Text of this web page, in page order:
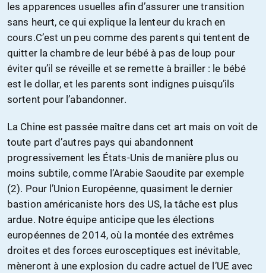
les apparences usuelles afin d’assurer une transition
sans heurt, ce qui explique la lenteur du krach en
cours.C’est un peu comme des parents qui tentent de
quitter la chambre de leur bébé à pas de loup pour
éviter qu’il se réveille et se remette à brailler : le bébé
est le dollar, et les parents sont indignes puisqu’ils
sortent pour l’abandonner.
La Chine est passée maître dans cet art mais on voit de
toute part d’autres pays qui abandonnent
progressivement les États-Unis de manière plus ou
moins subtile, comme l’Arabie Saoudite par exemple
(2). Pour l’Union Européenne, quasiment le dernier
bastion américaniste hors des US, la tâche est plus
ardue. Notre équipe anticipe que les élections
européennes de 2014, où la montée des extrêmes
droites et des forces eurosceptiques est inévitable,
mèneront à une explosion du cadre actuel de l’UE avec